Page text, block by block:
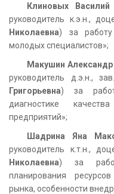
Клиновых
руководитель к.э.н.,
Николаевна) за
молодых специалистов»;
Макушин Александр
руководитель д.э.н.,
Григорьевна) за
диагностике
предприятий»;
Шадрина Яна
руководитель к.т.н.,
Николаевна) за
планирования
рынка, особенности